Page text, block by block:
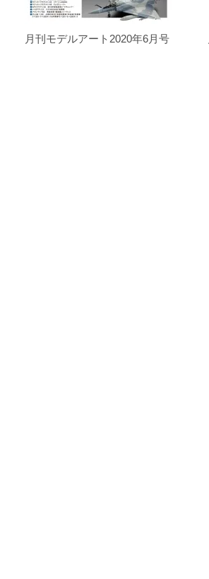
月刊モデルアート2020年6月号